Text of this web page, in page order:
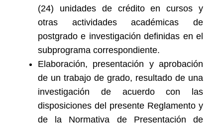
(24) unidades de crédito en cursos y
otras actividades académicas de
postgrado e investigación definidas en el
subprograma correspondiente.
Elaboración, presentación y aprobación
de un trabajo de grado, resultado de una
investigación de acuerdo con las
disposiciones del presente Reglamento y
de la Normativa de Presentación de